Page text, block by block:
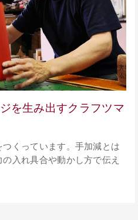
を生み出すクラフツマ
くっています。手加減とは
入れ具合や動かし方で伝え